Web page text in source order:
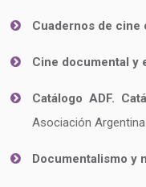
Cuadernos de cine
Cine documental y
Catálogo ADF.
Asociación
Documentalismo y